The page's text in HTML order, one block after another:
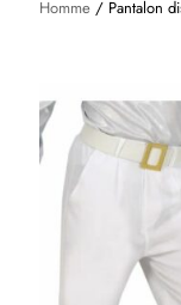
Homme / Pantalon